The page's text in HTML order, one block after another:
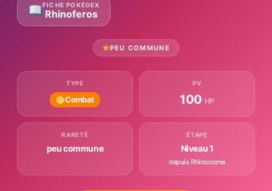
FICHE POKÉDEX
Rhinoferos
PEU COMMUNE
TYPE
Combat
PV
100 HP
RARETÉ
peu commune
ÉTAPE
Niveau 1
depuis Rhinocorne